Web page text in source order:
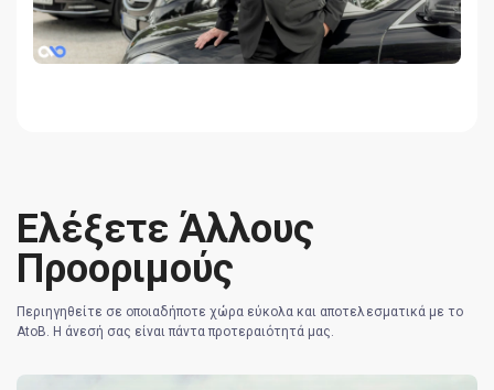
Ελέξετε Άλλους
Προοριμούς
Περιηγηθείτε σε οποιαδήποτε χώρα εύκολα και αποτελεσματικά με το
AtoB. Η άνεσή σας είναι πάντα προτεραιότητά μας.